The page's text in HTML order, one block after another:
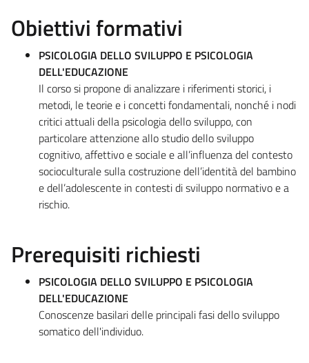
Obiettivi formativi
PSICOLOGIA DELLO SVILUPPO E PSICOLOGIA
DELL'EDUCAZIONE
Il corso si propone di analizzare i riferimenti storici, i
metodi, le teorie e i concetti fondamentali, nonché i nodi
critici attuali della psicologia dello sviluppo, con
particolare attenzione allo studio dello sviluppo
cognitivo, affettivo e sociale e all’influenza del contesto
socioculturale sulla costruzione dell’identità del bambino
e dell’adolescente in contesti di sviluppo normativo e a
rischio.
Prerequisiti richiesti
PSICOLOGIA DELLO SVILUPPO E PSICOLOGIA
DELL'EDUCAZIONE
Conoscenze basilari delle principali fasi dello sviluppo
somatico dell'individuo.